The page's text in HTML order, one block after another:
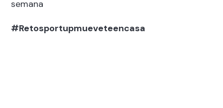
semana
#Retosportupmueveteencasa